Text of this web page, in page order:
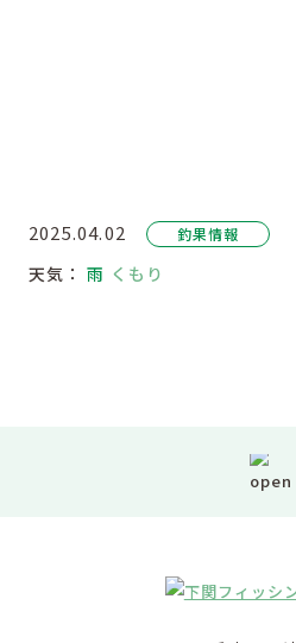
2025.04.02 釣果情報
天気：雨 くもり